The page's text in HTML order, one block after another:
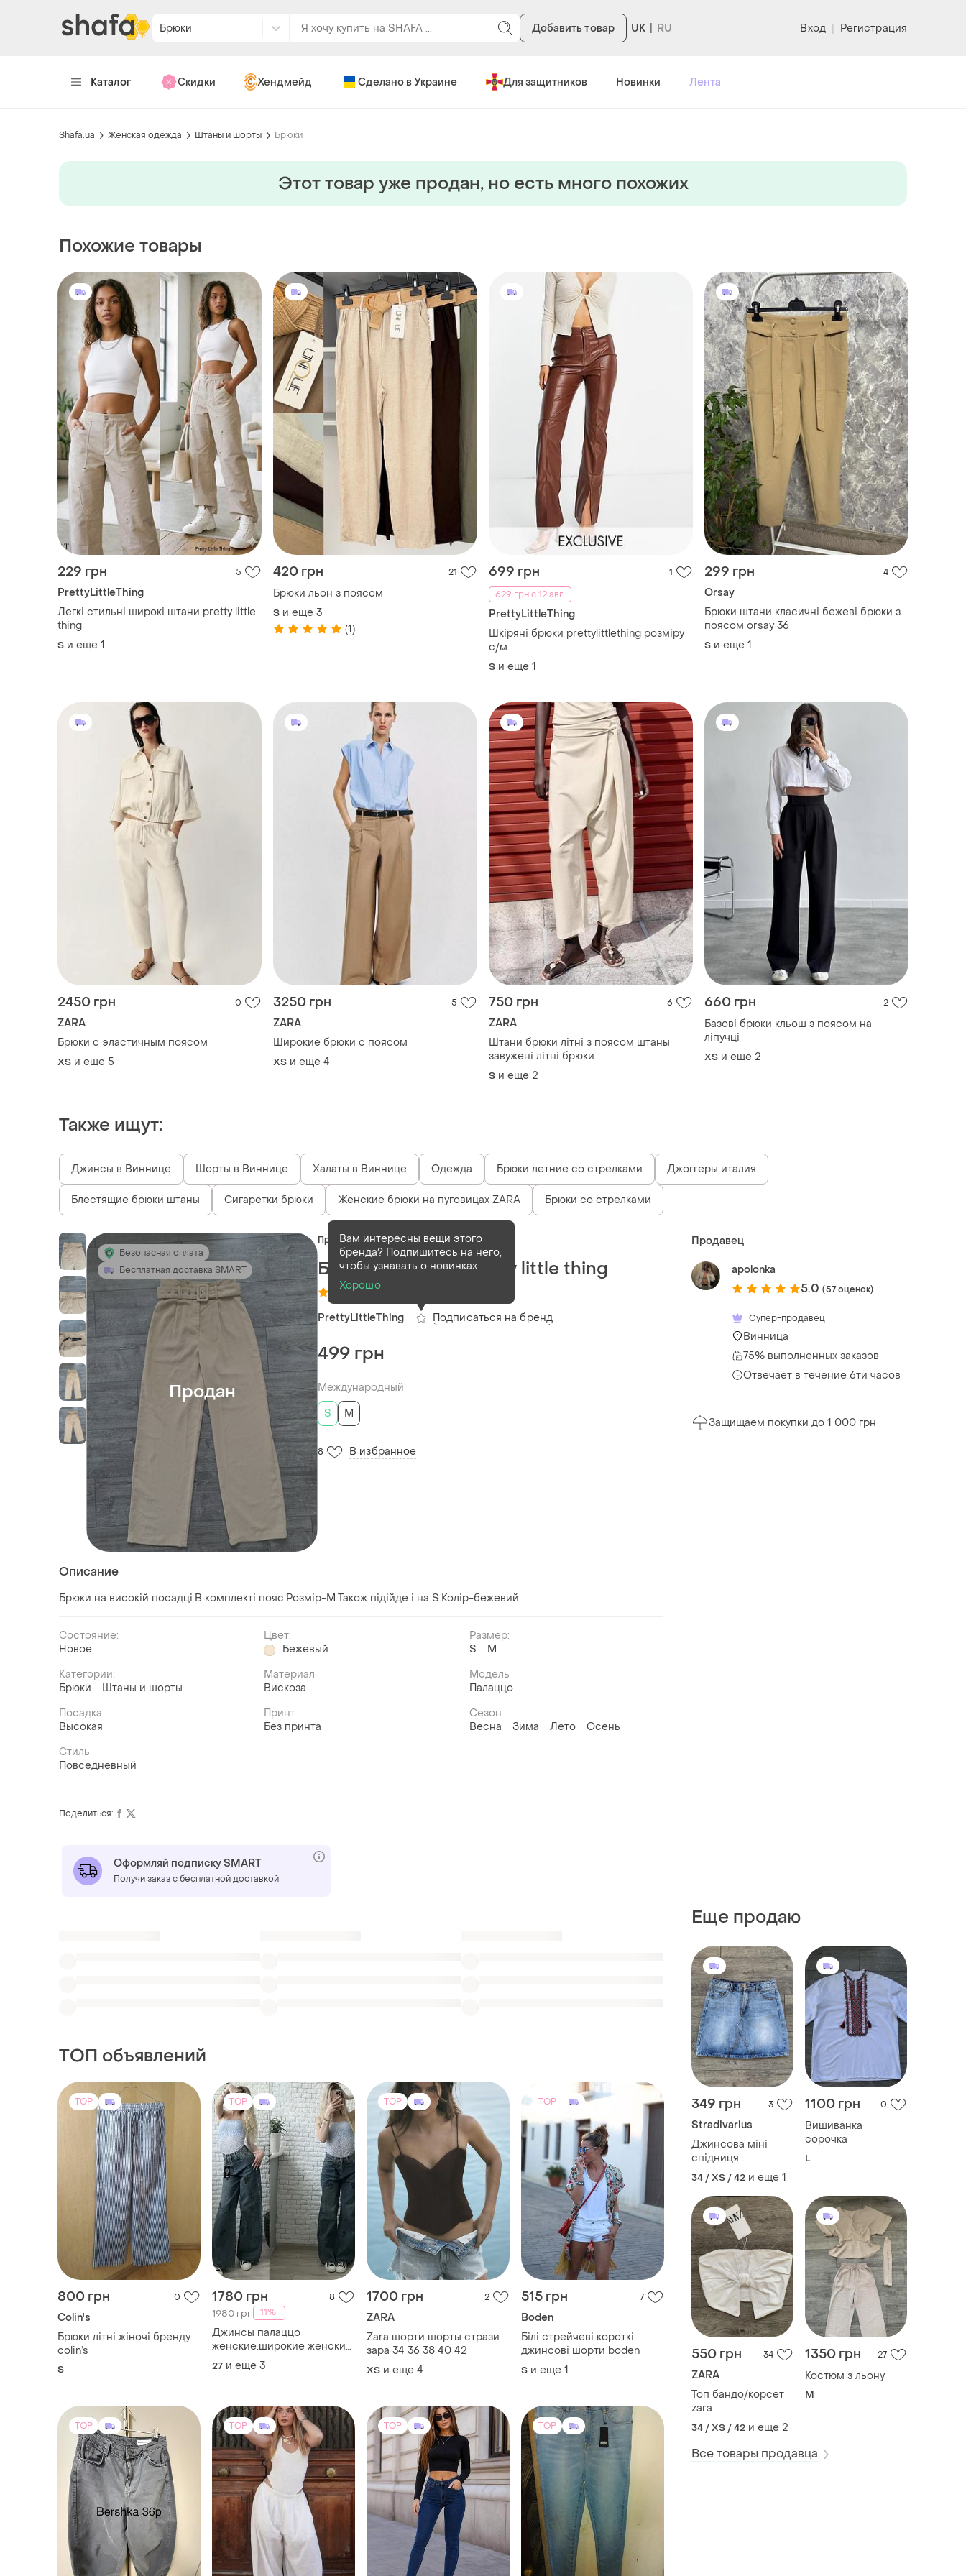
Брюки Добавить товар UK Вход | Регистрация
Каталог Скидки Хендмейд Сделано в Украине Для защитников Новинки Лента
Shafa.ua Женская одежда Штаны и шорты Брюки
Этот товар уже продан, но есть много похожих
Похожие товары
229 грн 5
PrettyLittleThing
Легкі стильні широкі штани pretty little
thing
S и еще 1
420 грн 21
Брюки льон з поясом
S и еще 3
(1)
699 грн
1
629 грн с 12 авг.
PrettyLittleThing
Шкіряні брюки prettylittlething розміру
с/м
S и еще 1
299 грн 4
Orsay
Брюки штани класичні бежеві брюки з
поясом orsay 36
S и еще 1
2450 грн 0
ZARA
Брюки с эластичным поясом
ХS и еще 5
3250 грн 5
ZARA
Широкие брюки с поясом
ХS и еще 4
750 грн 6
ZARA
Штани брюки літні з поясом штаны
завужені літні брюки
S и еще 2
660 грн 2
Базові брюки кльош з поясом на
ліпучці
ХS и еще 2
Также ищут:
Джинсы в Виннице Шорты в Виннице Халаты в Виннице Одежда Брюки летние со стрелками Джоггеры италия
Блестящие брюки штаны Сигаретки брюки Женские брюки на пуговицах ZARA Брюки со стрелками
Безопасная оплата
Бесплатная доставка SMART
Продан
Продан
Брюки з поясом pretty little thing
PrettyLittleThing
Вам интересны вещи этого
бренда? Подпишитесь на него,
чтобы узнавать о новинках
Хорошо
Подписаться на бренд
499 грн
Международный
S
M
8 В избранное
Описание
Брюки на високій посадці.В комплекті пояс.Розмір-M.Також підійде і на S.Колір-бежевий.
Состояние:
Новое
Цвет:
Бежевый
Размер:
S
M
Категории:
Брюки
Штаны и шорты
Материал
Вискоза
Модель
Палаццо
Посадка
Высокая
Принт
Без принта
Сезон
Весна
Зима Лето
Осень
Стиль
Повседневный
Продавец
apolonka
5.0 (57 оценок)
Супер-продавец
Винница
75% выполненных заказов
Отвечает в течение 6ти часов
Защищаем покупки до 1 000 грн
Еще продаю
349 грн 3
Stradivarius
Джинсова міні
спідниця
stradivarius
34 / XS / 42 и еще 1
1100 грн 0
Вишиванка
сорочка
L
550 грн 34
ZARA
Топ бандо/корсет
zara
34 / XS / 42 и еще 2
1350 грн 27
Костюм з льону
M
Все товары продавца
Поделиться:
Оформляй подписку SMART
Получи заказ с бесплатной доставкой
800 грн
Брюки літні жіночі бренду
1780 грн 8
1980 грн -11%
Джинсы палаццо
женские.широкие женские
джинсы/джинсы палаццо
женккие.широкие джинсы
женккие
27 и еще 3
1700 грн
ZARA
Zara шорти шорты стрази
зара 34 36 38 40 42
и еще 4
515 грн
Boden
Білі стрейчеві короткі
джинсові шорти boden
S и еще 1
1000 грн
Джинси жіночі
36
1200 грн 8
Bershka
Штаны алладины bershka
ХS
375 грн 3
Новые женские джинсы
TOP
300 грн
350 грн
270 грн с 12 авг.
Urban Surface